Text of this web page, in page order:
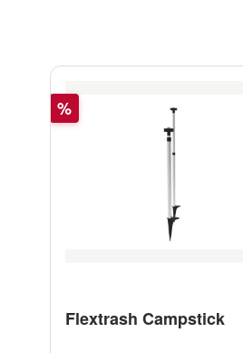
Rabatt
%
Flextrash Campstick